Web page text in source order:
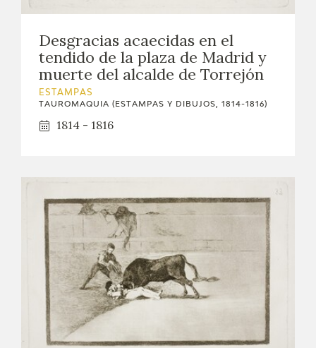
Desgracias acaecidas en el
tendido de la plaza de Madrid y
muerte del alcalde de Torrejón
ESTAMPAS
TAUROMAQUIA (ESTAMPAS Y DIBUJOS, 1814-1816)
1814 - 1816